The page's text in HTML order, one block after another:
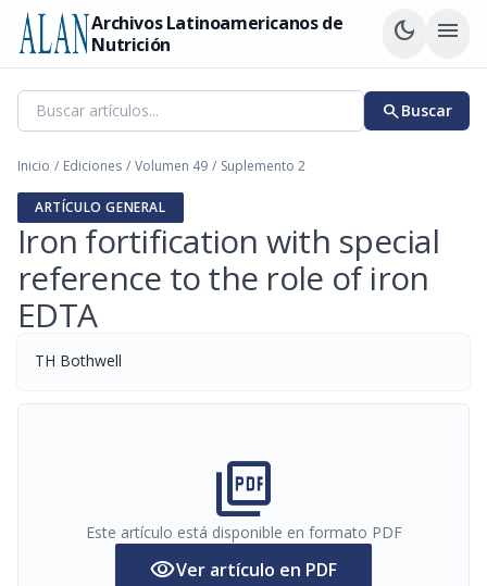
Archivos Latinoamericanos de
Nutrición
dark_mode menu
searchBuscar
Inicio / Ediciones / Volumen 49 / Suplemento 2
ARTÍCULO GENERAL
Iron fortification with special
reference to the role of iron
EDTA
TH Bothwell
picture_as_pdf
Este artículo está disponible en formato PDF
visibilityVer artículo en PDF